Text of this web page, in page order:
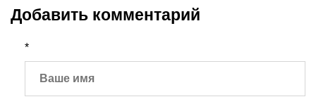
Добавить комментарий
*